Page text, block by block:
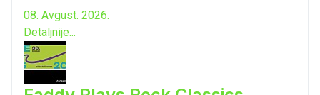
08. Avgust. 2026.
Detaljnije...